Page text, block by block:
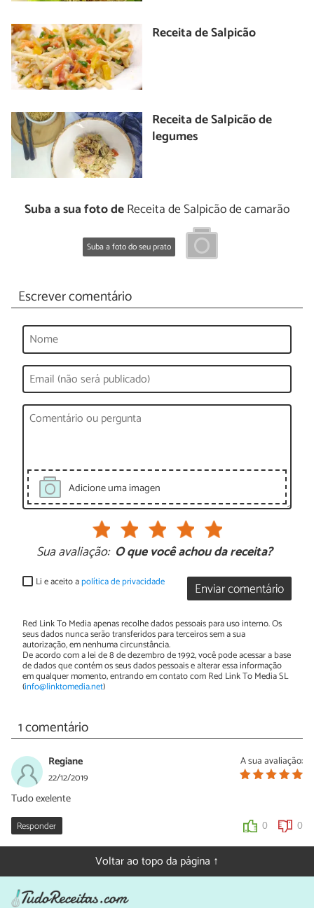
Receita de Salpicão
Receita de Salpicão de
legumes
Suba a sua foto deReceita de Salpicão de camarão
Suba a foto do seu prato
Escrever comentário
Adicione uma imagen
Sua avaliação: O que você achou da receita?
Enviar comentário
Li e aceito apolítica de privacidade
Red Link To Media apenas recolhe dados pessoais para uso interno. Os
seus dados nunca serão transferidos para terceiros sem a sua
autorização, em nenhuma circunstância.
De acordo com a lei de 8 de dezembro de 1992, você pode acessar a base
de dados que contém os seus dados pessoais e alterar essa informação
em qualquer momento, entrando em contato com Red Link To Media SL
(info@linktomedia.net)
1 comentário
A sua avaliação:
Regiane
22/12/2019
Tudo exelente
Responder 0 0
Voltar ao topo da página ↑